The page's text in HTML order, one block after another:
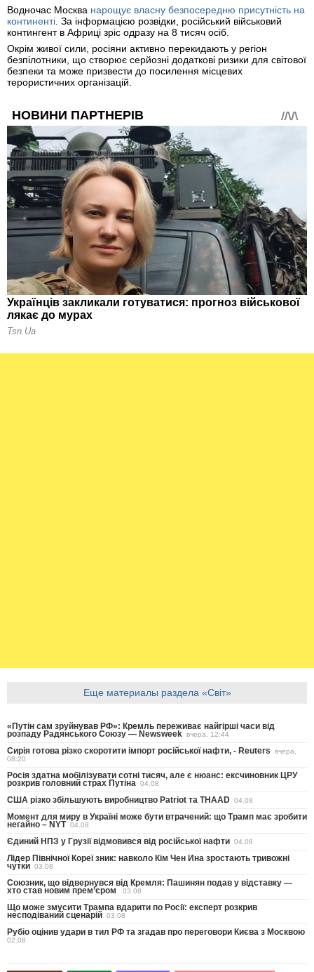
Водночас Москва нарощує власну безпосередню присутність на
континенті . За інформацією розвідки, російський військовий
контингент в Африці зріс одразу на 8 тисяч осіб.
Окрім живої сили, росіяни активно перекидають у регіон
безпілотники, що створює серйозні додаткові ризики для світової
безпеки та може призвести до посилення місцевих
терористичних організацій.
Еще материалы раздела «Світ»
«Путін сам зруйнував РФ»: Кремль переживає найгірші часи від
розпаду Радянського Союзу — Newsweek вчера, 12:44
Сирія готова різко скоротити імпорт російської нафти, - Reuters
вчера,
08:20
Росія здатна мобілізувати сотні тисяч, але є нюанс: ексчиновник ЦРУ
розкрив головний страх Путіна 04.08
США різко збільшують виробництво Patriot та THAAD 04.08
Момент для миру в Україні може бути втрачений: що Трамп має зробити
негайно – NYT 04.08
Єдиний НПЗ у Грузії відмовився від російської нафти 04.08
Лідер Північної Кореї зник: навколо Кім Чен Ина зростають тривожні
чутки 03.08
Союзник, що відвернувся від Кремля: Пашинян подав у відставку —
хто став новим прем’єром 03.08
Що може змусити Трампа вдарити по Росії: експерт розкрив
несподіваний сценарій 03.08
Рубіо оцінив удари в тил РФ та згадав про переговори Києва з Москвою
02.08